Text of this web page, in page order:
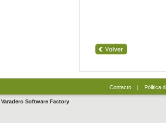
Contacto| Pólitica
Varadero Software Factory